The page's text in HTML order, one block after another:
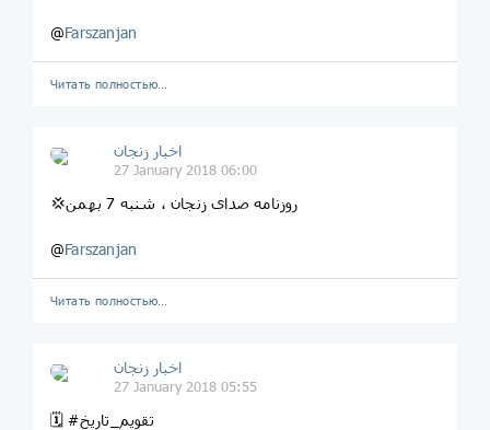
@Farszanjan
Читать полностью…
اخبار زنجان
27 January 2018 06:00
💢روزنامه صدای زنجان ، شنبه 7 بهمن
@Farszanjan
Читать полностью…
اخبار زنجان
27 January 2018 05:55
🗓 #تقویم_تاریخ